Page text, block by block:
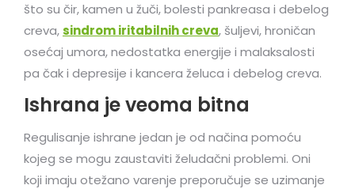
što su čir, kamen u žuči, bolesti pankreasa i debelog
creva,sindrom iritabilnih creva, šuljevi, hroničan
osećaj umora, nedostatka energije i malaksalosti
pa čak i depresije i kancera želuca i debelog creva.
Ishrana je veoma bitna
Regulisanje ishrane jedan je od načina pomoću
kojeg se mogu zaustaviti želudačni problemi. Oni
koji imaju otežano varenje preporučuje se uzimanje